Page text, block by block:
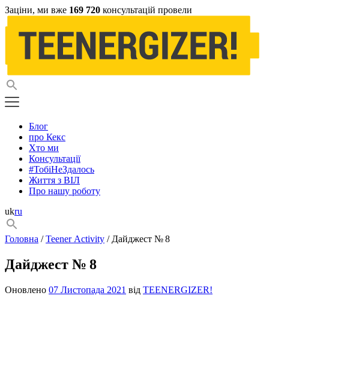
Заціни, ми вже 169 720 консультацій провели
Блог
про Кекс
Хто ми
Консультації
#ТобіНеЗдалось
Життя з ВІЛ
Про нашу роботу
ukru
Головна /Teener Activity / Дайджест № 8
Дайджест № 8
Оновлено 07 Листопада 2021 від TEENERGIZER!